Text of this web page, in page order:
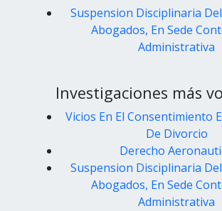
Suspension Disciplinaria
Abogados, En Sede
Administrativa
Investigaciones más
Vicios En El Consentimiento
De Divorcio
Derecho
Suspension Disciplinaria
Abogados, En Sede
Administrativa